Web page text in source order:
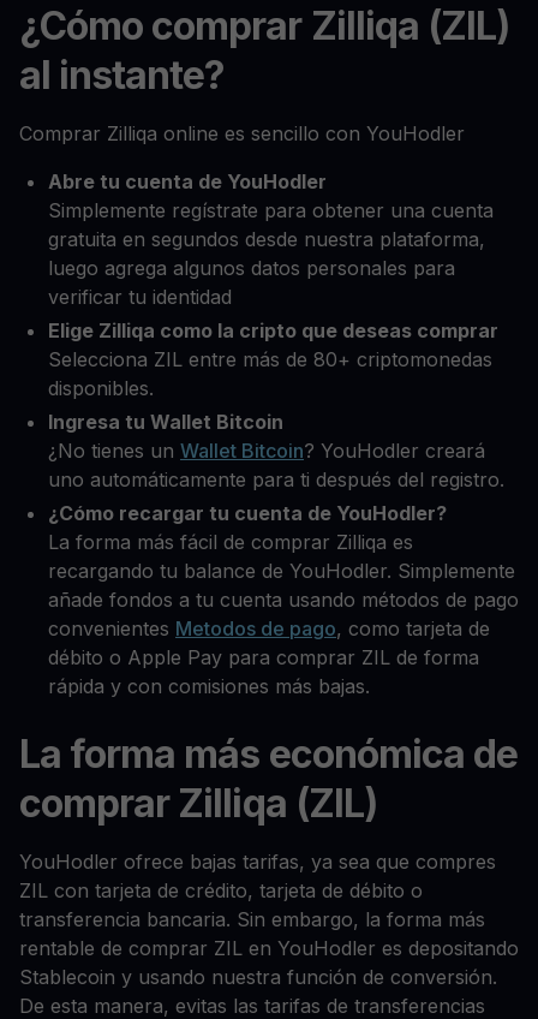
¿Cómo comprar Zilliqa (ZIL)
al instante?
Comprar Zilliqa online es sencillo con YouHodler
Abre tu cuenta de YouHodler
Simplemente regístrate para obtener una cuenta
gratuita en segundos desde nuestra plataforma,
luego agrega algunos datos personales para
verificar tu identidad
Elige Zilliqa como la cripto que deseas comprar
Selecciona ZIL entre más de 80+ criptomonedas
disponibles.
Ingresa tu Wallet Bitcoin
¿No tienes un Wallet Bitcoin? YouHodler creará
uno automáticamente para ti después del registro.
¿Cómo recargar tu cuenta de YouHodler?
La forma más fácil de comprar Zilliqa es
recargando tu balance de YouHodler. Simplemente
añade fondos a tu cuenta usando métodos de pago
convenientes Metodos de pago, como tarjeta de
débito o Apple Pay para comprar ZIL de forma
rápida y con comisiones más bajas.
La forma más económica de
comprar Zilliqa (ZIL)
YouHodler ofrece bajas tarifas, ya sea que compres
ZIL con tarjeta de crédito, tarjeta de débito o
transferencia bancaria. Sin embargo, la forma más
rentable de comprar ZIL en YouHodler es depositando
Stablecoin y usando nuestra función de conversión.
De esta manera, evitas las tarifas de transferencias